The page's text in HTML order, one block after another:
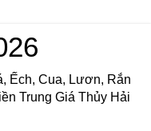
Ếch, Cua, Lươn, Rắn
Trung Giá Thủy Hải